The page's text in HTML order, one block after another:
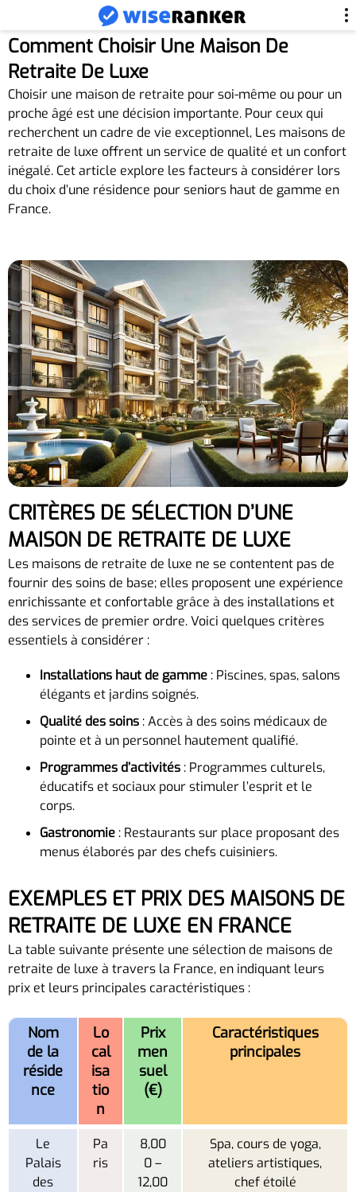
Comment Choisir Une Maison De
Retraite De Luxe
Choisir une maison de retraite pour soi-même ou pour un
proche âgé est une décision importante. Pour ceux qui
recherchent un cadre de vie exceptionnel, Les maisons de
retraite de luxe offrent un service de qualité et un confort
inégalé. Cet article explore les facteurs à considérer lors
du choix d’une résidence pour seniors haut de gamme en
France.
CRITÈRES DE SÉLECTION D’UNE
MAISON DE RETRAITE DE LUXE
Les maisons de retraite de luxe ne se contentent pas de
fournir des soins de base; elles proposent une expérience
enrichissante et confortable grâce à des installations et
des services de premier ordre. Voici quelques critères
essentiels à considérer :
Installations haut de gamme : Piscines, spas, salons
élégants et jardins soignés.
Qualité des soins : Accès à des soins médicaux de
pointe et à un personnel hautement qualifié.
Programmes d’activités : Programmes culturels,
éducatifs et sociaux pour stimuler l’esprit et le
corps.
Gastronomie : Restaurants sur place proposant des
menus élaborés par des chefs cuisiniers.
EXEMPLES ET PRIX DES MAISONS DE
RETRAITE DE LUXE EN FRANCE
La table suivante présente une sélection de maisons de
retraite de luxe à travers la France, en indiquant leurs
prix et leurs principales caractéristiques :
Nom
de la
réside
nce
Lo
cal
isa
tio
n
Prix
men
suel
(€)
Caractéristiques
principales
Le
Palais
des
Pa
ris
8,00
0 –
12,00
Spa, cours de yoga,
ateliers artistiques,
chef étoilé